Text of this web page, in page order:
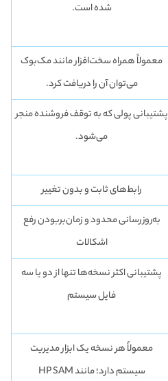
شده است.
معمولاً همراه سخت‌افزار مانند مک‌بوک
می‌توان آن را دریافت کرد.
پشتیبانی پولی که به توقف فروشنده منجر
می‌شود.
رابط‌های ثابت و بدون تغییر
به‌روزرسانی محدود و زمان‌بربودن رفع
اشکالات
پشتیبانی اکثر نسخه‌ها تنها از دو یا سه
فایل سیستم
معمولاً هر نسخه یک ابزار مدیریت
سیستم دارد؛ مانند HP SAM